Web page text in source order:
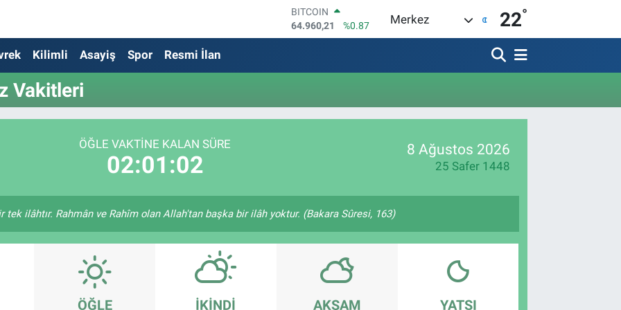
BITCOIN
64.960,21
%0.87
DOLAR
64,4811
%0.38
GRAM ALTIN
Merkez 22°
Kilimli Asayiş Spor Resmi İlan
Vakitleri
ÖĞLE VAKTINE KALAN SÜRE
02:01:02
8 Ağustos 2026
25 Safer 1448
tek ilâhtır. Rahmân ve Rahîm olan Allah'tan başka bir ilâh yoktur. (Bakara Sûresi, 163)
ÖĞLE İKINDI AKŞAM YATSI